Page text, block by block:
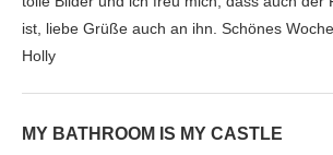
ist, liebe Grüße auch an ihn. Schönes
Holly
MY BATHROOM IS MY CASTLE